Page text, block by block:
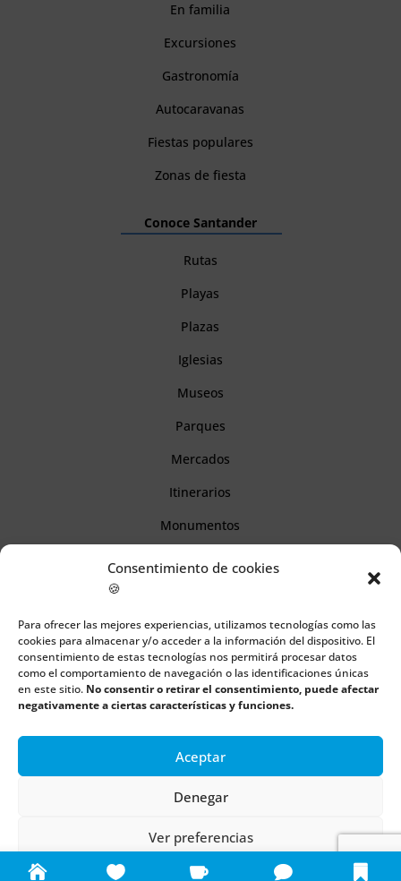
Consentimiento de cookies
🍪
Para ofrecer las mejores experiencias, utilizamos tecnologías como las
cookies para almacenar y/o acceder a la información del dispositivo. El
consentimiento de estas tecnologías nos permitirá procesar datos
como el comportamiento de navegación o las identificaciones únicas
en este sitio. No consentir o retirar el consentimiento, puede afectar
negativamente a ciertas características y funciones.
Aceptar
Denegar
Ver preferencias
Política de cookies Política de privacidad Aviso legal
En familia
Excursiones
Gastronomía
Autocaravanas
Fiestas populares
Zonas de fiesta
Conoce Santander
Rutas
Playas
Plazas
Iglesias
Museos
Parques
Mercados
Itinerarios
Monumentos
Información
Aviso legal
Política de cookies
Política de privacidad
Boulders